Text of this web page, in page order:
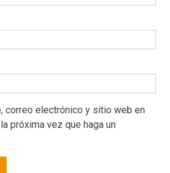
correo electrónico y sitio web en
próxima vez que haga un